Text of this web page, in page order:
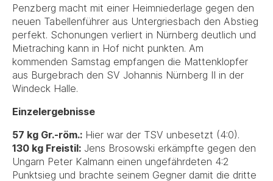
Penzberg macht mit einer Heimniederlage gegen den
neuen Tabellenführer aus Untergriesbach den Abstieg
perfekt. Schonungen verliert in Nürnberg deutlich und
Mietraching kann in Hof nicht punkten. Am
kommenden Samstag empfangen die Mattenklopfer
aus Burgebrach den SV Johannis Nürnberg II in der
Windeck Halle.
Einzelergebnisse
57 kg Gr.-röm.: Hier war der TSV unbesetzt (4:0).
130 kg Freistil: Jens Brosowski erkämpfte gegen den
Ungarn Peter Kalmann einen ungefährdeten 4:2
Punktsieg und brachte seinem Gegner damit die dritte